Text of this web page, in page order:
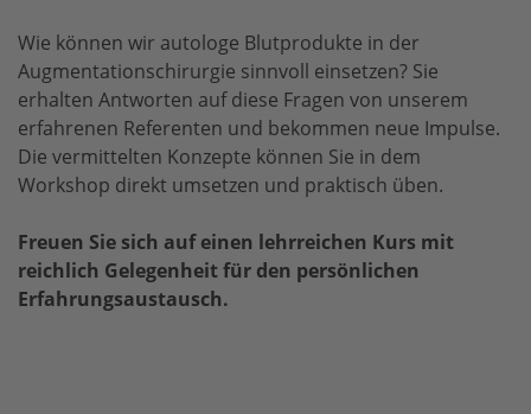
Wie können wir autologe Blutprodukte in der
Augmentationschirurgie sinnvoll einsetzen? Sie
erhalten Antworten auf diese Fragen von unserem
erfahrenen Referenten und bekommen neue Impulse.
Die vermittelten Konzepte können Sie in dem
Workshop direkt umsetzen und praktisch üben.
Freuen Sie sich auf einen lehrreichen Kurs mit
reichlich Gelegenheit für den persönlichen
Erfahrungsaustausch.